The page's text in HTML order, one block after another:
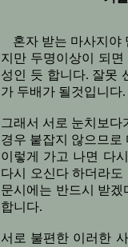
혼자 받는 마사지야
지만 두명이상이 되
성인 듯 합니다. 잘못
가 두배가 될것입니다.
그래서 서로 눈치보다
경우 붙잡지 않으므로
이렇게 가고 나면 다
다시 오신다 하더라
문시에는 반드시 받
합니다.
서로 불편한 이러한